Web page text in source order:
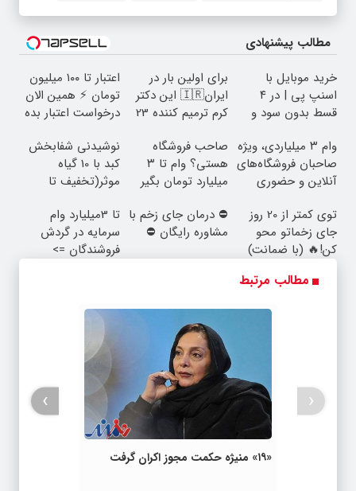
مطالب پیشنهادی
خرید موبایل با
اسنپ پی | در ۴
قسط بدون سود و
برای اولین بار در
ایران🇮🇷 این دکتر
کرم ترمیم کننده 23
اعتبار تا ۱۰۰ میلیون
تومان ⚡ همین الان
درخواست اعتبار بده
وام ۳ میلیاردی، ویژه
صاحبان فروشگاه‌های
آنلاین و حضوری
صاحب فروشگاه
هستی؟ وام تا ۳
میلیارد تومان بگیر
نوشیدنی شفابخش
کبد با 10 گیاه
موثر(تخفیف تا
توی کمتر از 20 روز
جای زخماتو محو
کن!🔥 (با ضمانت)
⛔ درمان جای زخم با
مشاوره رایگان ⛔
تا 3میلیارد وام
سرمایه در گردش
فروشندگان =>
مطالب مرتبط
«۱۹» منیژه حکمت مجوز اکران گرفت
‹
›